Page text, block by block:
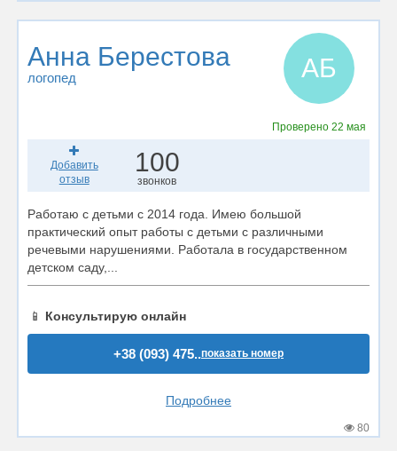
Анна Берестова
логопед АБ
Проверено22 мая
Добавить
отзыв
100
звонков
Работаю с детьми с 2014 года. Имею большой
практический опыт работы с детьми с различными
речевыми нарушениями. Работала в государственном
детском саду,...
📱 Консультирую онлайн
+38 (093) 475..показать номер
Подробнее
80